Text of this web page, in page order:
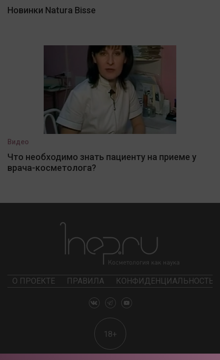
Новинки Natura Bisse
Видео
Что необходимо знать пациенту на приеме у
врача-косметолога?
О ПРОЕКТЕ ПРАВИЛА КОНФИДЕНЦИАЛЬНОСТЬ
18+